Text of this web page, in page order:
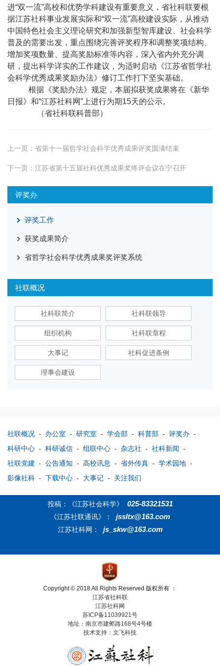
进“双一流”高校和优势学科建设有重要意义，省社科联要根
据江苏社科事业发展实际和“双一流”高校建设实际，从推动
中国特色社会主义理论研究和加强新型智库建设、社会科学
普及的需要出发，重点围绕完善评奖程序和调整奖项结构、
增加奖项数量、提高奖励标准等内容，深入省内外充分调
研，提出科学详实的工作建议，为适时启动《江苏省哲学社
会科学优秀成果奖励办法》修订工作打下坚实基础。
根据《奖励办法》规定，本届拟获奖成果将在《新华
日报》和“江苏社科网”上进行为期15天的公示。
（省社科联科普部）
上一页： 省第十一届哲学社会科学优秀成果评奖圆满结束
下一页： 江苏省第十五届社科优秀成果奖终评会议在宁召开
评奖办
评奖工作
获奖成果简介
省哲学社会科学优秀成果奖评奖系统
社联概况
社科联简介 社科联领导
组织机构 社科联章程
大事记 社科促进条例
理事会建设
社联概况 - 办公室 - 研究室 - 学会部 - 科普部 - 评奖办 -
科研中心 - 科研诚信 - 组联中心 - 杂志社 - 社科新闻 -
社联党建 - 公告通知 - 高校讯息 - 省外传真 - 学术园地 -
影像社科 - 下载中心 - 大事记 - 关注我们
投稿：《江苏社会科学》 025-83321531
《江苏社联通讯》： jssltx@163.com
江苏社科网： js_skw@163.com
Copyright © 2018 All Rights Reserved 版权所有 ：
江苏省社科联
江苏社科网
苏ICP备11039921号
地址：南京市建邺路168号4号楼
技术支持：文飞科技